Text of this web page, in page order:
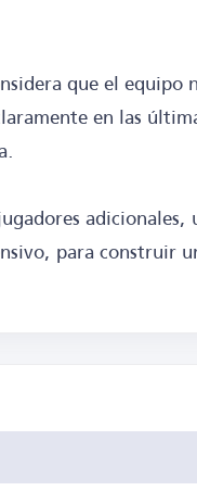
que el
en las
para construir